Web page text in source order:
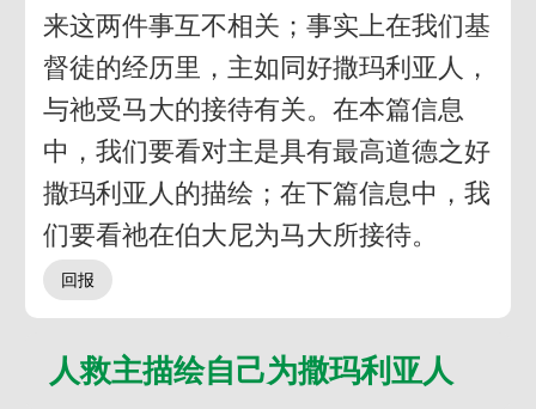
来这两件事互不相关；事实上在我们基
督徒的经历里，主如同好撒玛利亚人，
与祂受马大的接待有关。在本篇信息
中，我们要看对主是具有最高道德之好
撒玛利亚人的描绘；在下篇信息中，我
们要看祂在伯大尼为马大所接待。
人救主描绘自己为撒玛利亚人